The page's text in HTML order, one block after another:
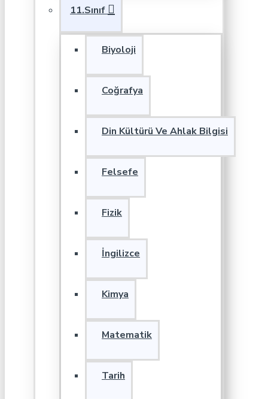
11.Sınıf
Biyoloji
Coğrafya
Din Kültürü Ve Ahlak Bilgisi
Felsefe
Fizik
İngilizce
Kimya
Matematik
Tarih